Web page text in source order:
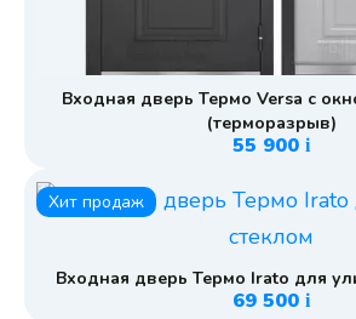
Входная дверь Термо Versa с
(терморазрыв)
55 900 i
Хит продаж
Входная дверь Термо Irato для
69 500 i